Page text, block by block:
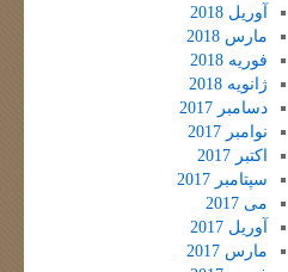
آوریل 2018
مارس 2018
فوریه 2018
ژانویه 2018
دسامبر 2017
نوامبر 2017
اکتبر 2017
سپتامبر 2017
می 2017
آوریل 2017
مارس 2017